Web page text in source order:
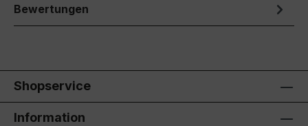
Bewertungen
Shopservice
Information